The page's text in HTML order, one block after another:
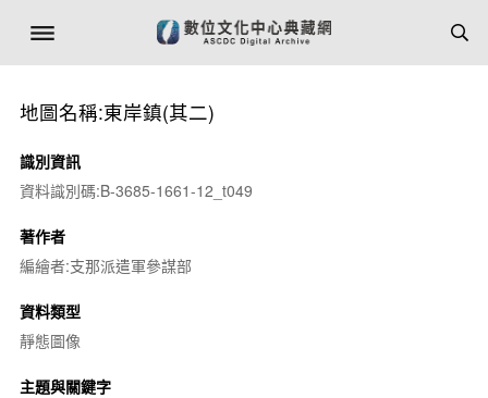
地圖名稱:東岸鎮(其二)
識別資訊
資料識別碼:B-3685-1661-12_t049
著作者
編繪者:支那派遣軍參謀部
資料類型
靜態圖像
主題與關鍵字